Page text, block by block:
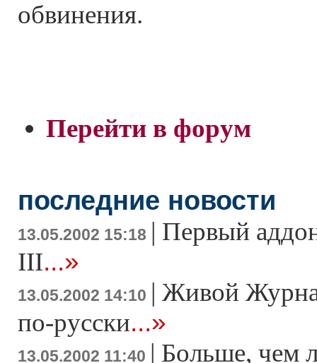
обвинения.
Перейти в форум
последние новости
13.05.2002 15:18 | Первый
III...»
13.05.2002 14:10 | Живой
по-русски...»
13.05.2002 11:40 | Больше, чем